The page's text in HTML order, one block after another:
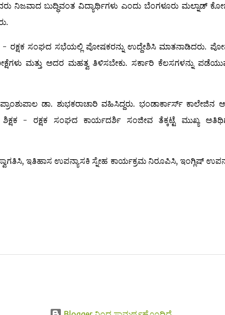
ನಿಜವಾದ ಬುದ್ಧಿವಂತ ವಿದ್ಯಾರ್ಥಿಗಳು ಎಂದು ಬೆಂಗಳೂರು ಮಲ್ನಾಡ್
- ರಕ್ಷಕ ಸಂಘದ ಸಭೆಯಲ್ಲಿ ಪೋಷಕರನ್ನು ಉದ್ದೇಶಿಸಿ ಮಾತನಾಡಿದರು.
ಮತ್ತು ಅದರ ಮಹತ್ವ ತಿಳಿಸಬೇಕು. ಸರ್ಕಾರಿ ಕೆಲಸಗಳನ್ನು
ಡಾ. ಶುಭಕರಾಚಾರಿ ವಹಿಸಿದ್ದರು. ಭಂಡಾರ್ಕಾರ್ಸ್ ಕಾಲೇಜಿನ
- ರಕ್ಷಕ ಸಂಘದ ಕಾರ್ಯದರ್ಶಿ ಸಂಜೀವ ತೆಕ್ಕಟ್ಟೆ ಮುಖ್ಯ
ಇತಿಹಾಸ ಉಪನ್ಯಾಸಕಿ ಸ್ನೇಹ ಕಾರ್ಯಕ್ರಮ ನಿರೂಪಿಸಿ, ಇಂಗ್ಲಿಷ್